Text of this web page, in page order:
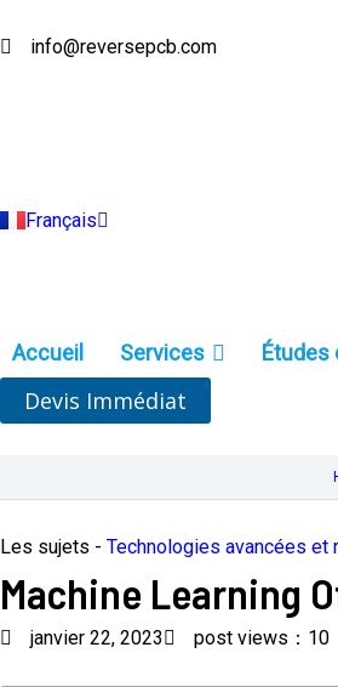
au
info@reversepcb.com
Français
English
Indonesia
Accueil Services Études
Devis Immédiat
Les sujets - Technologies avancées et
Machine Learning
janvier 22, 2023 post views：10